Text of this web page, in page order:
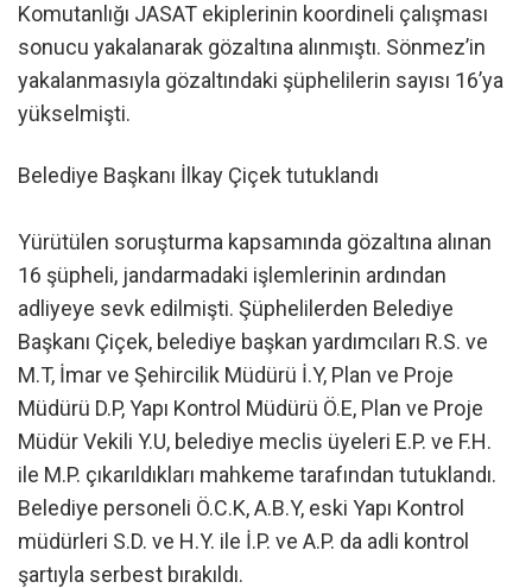
Komutanlığı JASAT ekiplerinin koordineli çalışması
sonucu yakalanarak gözaltına alınmıştı. Sönmez’in
yakalanmasıyla gözaltındaki şüphelilerin sayısı 16’ya
yükselmişti.
Belediye Başkanı İlkay Çiçek tutuklandı
Yürütülen soruşturma kapsamında gözaltına alınan
16 şüpheli, jandarmadaki işlemlerinin ardından
adliyeye sevk edilmişti. Şüphelilerden Belediye
Başkanı Çiçek, belediye başkan yardımcıları R.S. ve
M.T, İmar ve Şehircilik Müdürü İ.Y, Plan ve Proje
Müdürü D.P, Yapı Kontrol Müdürü Ö.E, Plan ve Proje
Müdür Vekili Y.U, belediye meclis üyeleri E.P. ve F.H.
ile M.P. çıkarıldıkları mahkeme tarafından tutuklandı.
Belediye personeli Ö.C.K, A.B.Y, eski Yapı Kontrol
müdürleri S.D. ve H.Y. ile İ.P. ve A.P. da adli kontrol
şartıyla serbest bırakıldı.